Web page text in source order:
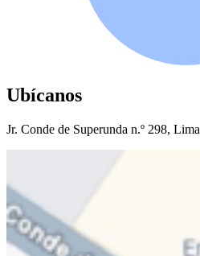
Ubícanos
Jr. Conde de Superunda n.º 298, Lima